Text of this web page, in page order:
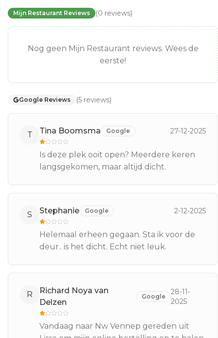
Mijn Restaurant Reviews (0 reviews)
Nog geen Mijn Restaurant reviews. Wees de
eerste!
Google Reviews (5 reviews)
T Tina Boomsma Google 27-12-2025
Is deze plek ooit open? Meerdere keren
langsgekomen, maar altijd dicht.
S Stephanie Google 2-12-2025
Helemaal erheen gegaan. Sta ik voor de
deur.. is het dicht. Echt niet leuk.
R
Richard Noya van
Delzen
Google
28-11-
2025
Vandaag naar Nw Vennep gereden uit